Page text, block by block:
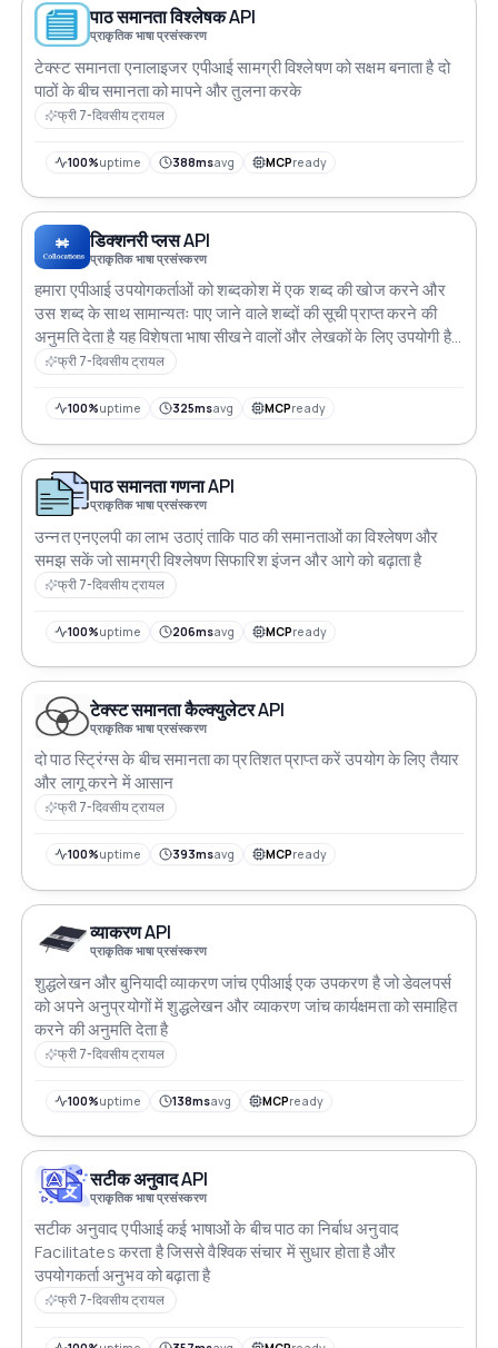
पाठ समानता विश्लेषक API
प्राकृतिक भाषा प्रसंस्करण
टेक्स्ट समानता एनालाइजर एपीआई सामग्री विश्लेषण को सक्षम बनाता है दो
पाठों के बीच समानता को मापने और तुलना करके
फ्री 7-दिवसीय ट्रायल
100%uptime 388msavg MCPready
डिक्शनरी प्लस API
प्राकृतिक भाषा प्रसंस्करण
हमारा एपीआई उपयोगकर्ताओं को शब्दकोश में एक शब्द की खोज करने और
उस शब्द के साथ सामान्यतः पाए जाने वाले शब्दों की सूची प्राप्त करने की
अनुमति देता है यह विशेषता भाषा सीखने वालों और लेखकों के लिए उपयोगी है
जो अपने शब्दावली का विस्तार करने और अपनी भाषा कौशल में सुधार करने
फ्री 7-दिवसीय ट्रायल
100%uptime 325msavg MCPready
पाठ समानता गणना API
प्राकृतिक भाषा प्रसंस्करण
उन्नत एनएलपी का लाभ उठाएं ताकि पाठ की समानताओं का विश्लेषण और
समझ सकें जो सामग्री विश्लेषण सिफारिश इंजन और आगे को बढ़ाता है
फ्री 7-दिवसीय ट्रायल
100%uptime 206msavg MCPready
टेक्स्ट समानता कैल्क्युलेटर API
प्राकृतिक भाषा प्रसंस्करण
दो पाठ स्ट्रिंग्स के बीच समानता का प्रतिशत प्राप्त करें उपयोग के लिए तैयार
और लागू करने में आसान
फ्री 7-दिवसीय ट्रायल
100%uptime 393msavg MCPready
व्याकरण API
प्राकृतिक भाषा प्रसंस्करण
शुद्धलेखन और बुनियादी व्याकरण जांच एपीआई एक उपकरण है जो डेवलपर्स
को अपने अनुप्रयोगों में शुद्धलेखन और व्याकरण जांच कार्यक्षमता को समाहित
करने की अनुमति देता है
फ्री 7-दिवसीय ट्रायल
100%uptime 138msavg MCPready
सटीक अनुवाद API
प्राकृतिक भाषा प्रसंस्करण
सटीक अनुवाद एपीआई कई भाषाओं के बीच पाठ का निर्बाध अनुवाद
Facilitates करता है जिससे वैश्विक संचार में सुधार होता है और
उपयोगकर्ता अनुभव को बढ़ाता है
फ्री 7-दिवसीय ट्रायल